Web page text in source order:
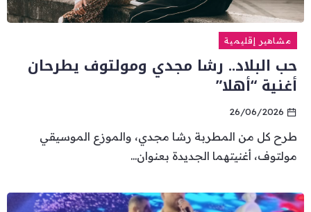
مشاهير إقليمية
حب البلاد.. رشا مجدي ومولتوف يطرحان
أغنية “أهلا”
26/06/2026
طرح كل من المطربة رشا مجدي، والموزع الموسيقي
مولتوف، أغنيتهما الجديدة بعنوان...